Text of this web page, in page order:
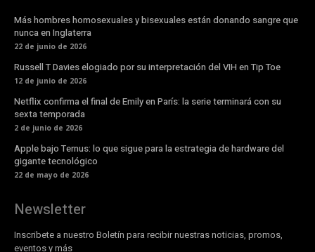
Más hombres homosexuales y bisexuales están donando sangre que
nunca en Inglaterra
22 de junio de 2026
Russell T Davies elogiado por su interpretación del VIH en Tip Toe
12 de junio de 2026
Netflix confirma el final de Emily en París: la serie terminará con su
sexta temporada
2 de junio de 2026
Apple bajo Ternus: lo que sigue para la estrategia de hardware del
gigante tecnológico
22 de mayo de 2026
Newsletter
Inscribete a nuestro Boletín para recibir nuestras noticias, promos,
eventos y más